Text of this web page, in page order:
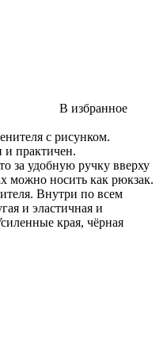
В избранное
с рисунком.
и практичен.
за удобную ручку вверху
можно носить как рюкзак.
Внутри по всем
и эластичная и
края, чёрная